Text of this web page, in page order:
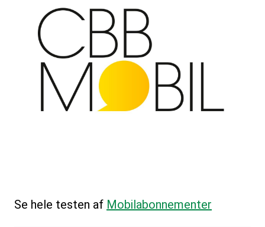
Se hele testen af Mobilabonnementer